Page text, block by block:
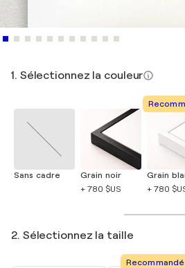
1. Sélectionnez la couleur
Sans cadre
Grain noir
+ 780 $US
Grain
+ 780
2. Sélectionnez la taille
Recommandé